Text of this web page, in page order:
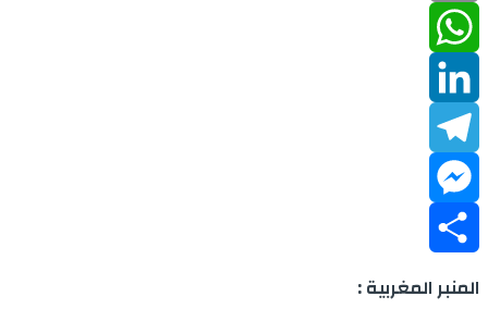
Email
WhatsApp
LinkedIn
Telegram
Messenger
Share
المنبر المغربية :